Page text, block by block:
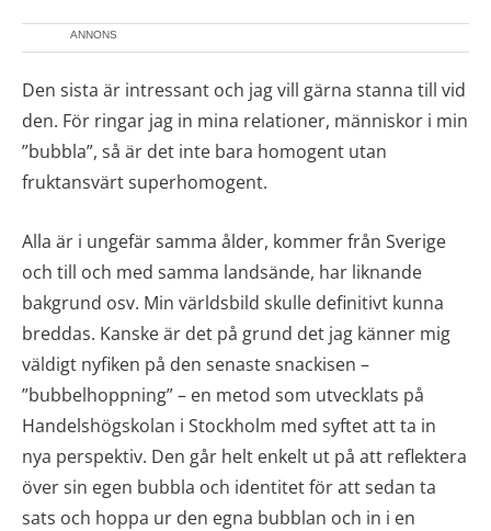
ANNONS
Den sista är intressant och jag vill gärna stanna till vid
den. För ringar jag in mina relationer, människor i min
”bubbla”, så är det inte bara homogent utan
fruktansvärt superhomogent.
Alla är i ungefär samma ålder, kommer från Sverige
och till och med samma landsände, har liknande
bakgrund osv. Min världsbild skulle definitivt kunna
breddas. Kanske är det på grund det jag känner mig
väldigt nyfiken på den senaste snackisen –
”bubbelhoppning” – en metod som utvecklats på
Handelshögskolan i Stockholm med syftet att ta in
nya perspektiv. Den går helt enkelt ut på att reflektera
över sin egen bubbla och identitet för att sedan ta
sats och hoppa ur den egna bubblan och in i en